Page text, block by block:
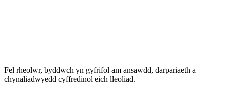
Fel rheolwr, byddwch yn gyfrifol am ansawdd, darpariaeth a
chynaliadwyedd cyffredinol eich lleoliad.